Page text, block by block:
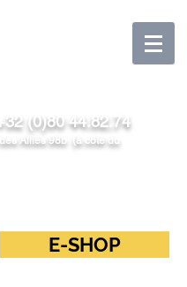
(0)80 44.82.74
Alliés 98b (à côté du
E-SHOP